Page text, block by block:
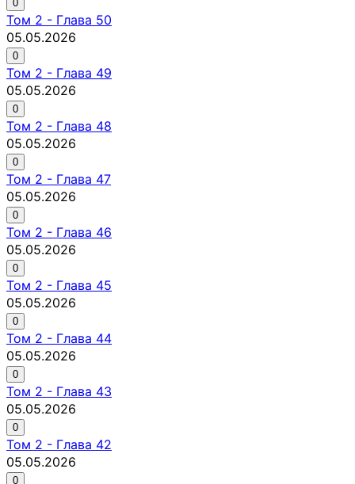
0
Том 2 - Глава 50
05.05.2026
0
Том 2 - Глава 49
05.05.2026
0
Том 2 - Глава 48
05.05.2026
0
Том 2 - Глава 47
05.05.2026
0
Том 2 - Глава 46
05.05.2026
0
Том 2 - Глава 45
05.05.2026
0
Том 2 - Глава 44
05.05.2026
0
Том 2 - Глава 43
05.05.2026
0
Том 2 - Глава 42
05.05.2026
0